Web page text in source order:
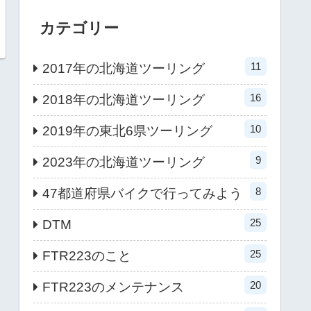
カテゴリー
2017年の北海道ツーリング 11
2018年の北海道ツーリング 16
2019年の東北6県ツーリング 10
2023年の北海道ツーリング 9
47都道府県バイクで行ってみよう 8
DTM 25
FTR223のこと 25
FTR223のメンテナンス 20